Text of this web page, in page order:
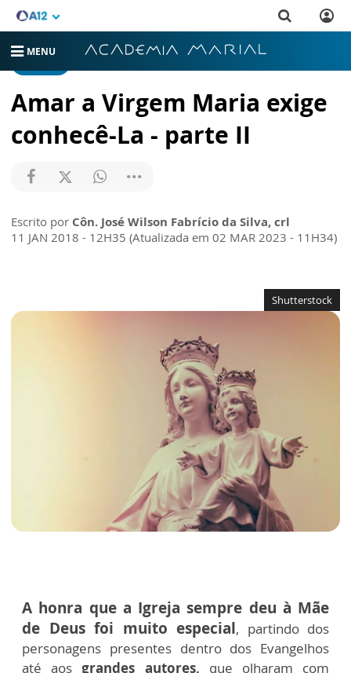
MENU
Amar a Virgem Maria exige
conhecê-La - parte II
Escrito por Côn. José Wilson Fabrício da Silva, crl
11 JAN 2018 - 12H35 (Atualizada em 02 MAR 2023 - 11H34)
Shutterstock
A honra que a Igreja sempre deu à Mãe
de Deus foi muito especial, partindo dos
personagens presentes dentro dos Evangelhos
até aos grandes autores, que olharam com